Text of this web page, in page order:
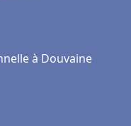
à Douvaine